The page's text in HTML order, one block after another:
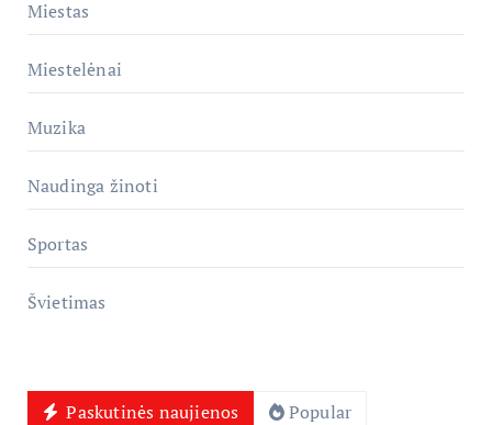
Miestas
Miestelėnai
Muzika
Naudinga žinoti
Sportas
Švietimas
Paskutinės naujienos
Popular